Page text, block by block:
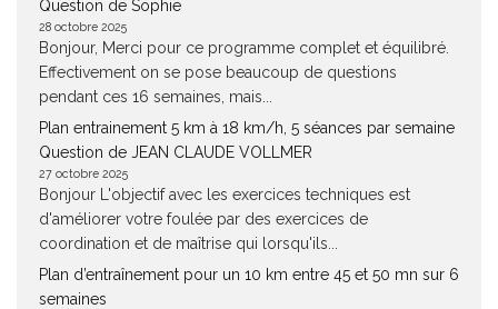
Question de Sophie
28 octobre 2025
Bonjour, Merci pour ce programme complet et équilibré.
Effectivement on se pose beaucoup de questions
pendant ces 16 semaines, mais...
Plan entrainement 5 km à 18 km/h, 5 séances par semaine
Question de JEAN CLAUDE VOLLMER
27 octobre 2025
Bonjour L'objectif avec les exercices techniques est
d'améliorer votre foulée par des exercices de
coordination et de maîtrise qui lorsqu'ils...
Plan d’entraînement pour un 10 km entre 45 et 50 mn sur 6
semaines